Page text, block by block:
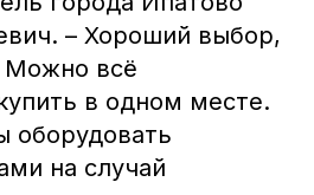
– Хороший выбор,
Можно всё
в одном месте.
оборудовать
на случай